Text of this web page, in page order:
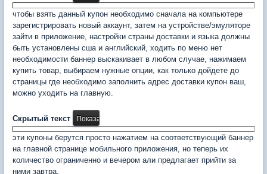
чтобы взять данный купон необходимо сначала на компьютере
зарегистрировать новый аккаунт, затем на устройстве/эмуляторе
зайти в приложение, настройки страны доставки и языка должны
быть установлены сша и английский, ходить по меню нет
необходимости баннер выскакивает в любом случае, нажимаем
купить товар, выбираем нужные опции, как только дойдете до
страницы где необходимо заполнить адрес доставки купон ваш,
можно уходить на главную.
Скрытый текст
эти купоны берутся просто нажатием на соответствующий баннер
на главной странице мобильного приложения, но теперь их
количество ограниченно и вечером али предлагает прийти за
ними завтра.